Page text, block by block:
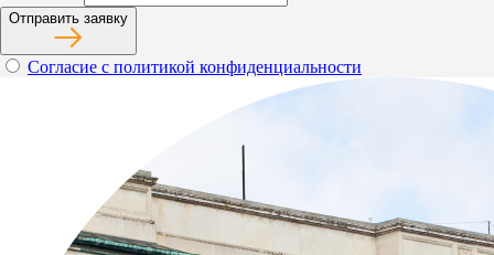
Отправить заявку
Согласие с политикой конфиденциальности